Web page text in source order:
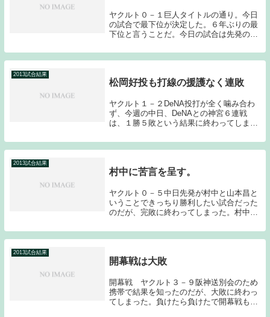
ヤクルト０－１巨人タイトルの通り。今日
の試合で最下位が決定した。６年ぶりの最
下位と言うことだ。今日の試合は先発の石
り返し、完封負けを喫してしまった。巨人
先発の阿南はプロ入り初勝利と言うことで
2013試合結果
松岡好投も打線の援護なく連敗
ヤクルト１－２DeNA投打が全く噛み合わ
ず、今週の中日、DeNAとの神宮６連戦
は、１勝５敗という結果に終わってしまっ
いってしまうのではないか？昨日今日に関
しては、ヤクルトファンの数少ない楽しみ
2013試合結果
村中に苦言を呈す。
ヤクルト０－５中日先発が村中と山本昌と
いうことできっちり勝利したい試合だった
のだが、完敗に終わってしまった。村中は
脱し厳しい投手陣の中で早くエースになっ
てチームを引っ張ってもらわなければ困る
2013試合結果
開幕戦は大敗
開幕戦 ヤクルト３－９阪神送別会のため
携帯で結果を知ったのだが、大敗に終わっ
てしまった。負けたら負けたで開幕戦も１/